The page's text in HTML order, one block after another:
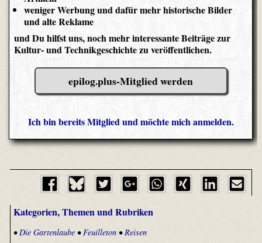
weniger Werbung und dafür mehr historische Bilder
und alte Reklame
und Du hilfst uns, noch mehr interessante Beiträge zur
Kultur- und Technikgeschichte zu veröffentlichen.
epilog.plus-Mitglied werden
Ich bin bereits Mitglied und möchte mich anmelden.
Kategorien, Themen und Rubriken
•Die Gartenlaube•Feuilleton•Reisen